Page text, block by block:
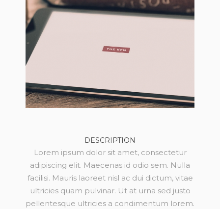
DESCRIPTION
Lorem ipsum dolor sit amet, consectetur
adipiscing elit. Maecenas id odio sem. Nulla
facilisi. Mauris laoreet nisl ac dui dictum, vitae
ultricies quam pulvinar. Ut at urna sed justo
pellentesque ultricies a condimentum lorem.